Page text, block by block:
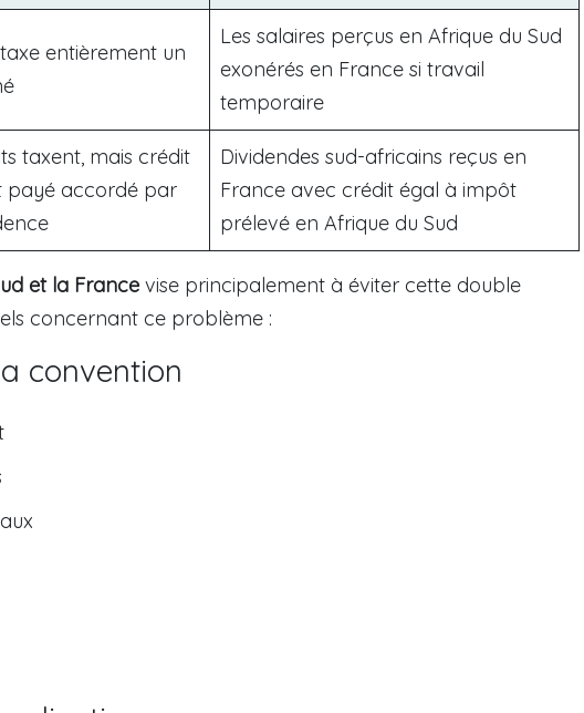
entièrement un
Les salaires perçus en Afrique du Sud
exonérés en France si travail
temporaire
taxent, mais crédit
payé accordé par
Dividendes sud-africains reçus en
France avec crédit égal à impôt
prélevé en Afrique du Sud
et la France vise principalement à éviter cette double
concernant ce problème :
convention